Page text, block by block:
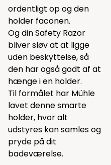
ordentligt op og den
holder faconen.
Og din Safety Razor
bliver sløv at at ligge
uden beskyttelse, så
den har også godt af at
hænge i en holder.
Til formålet har Mühle
lavet denne smarte
holder, hvor alt
udstyres kan samles og
pryde på dit
badeværelse.